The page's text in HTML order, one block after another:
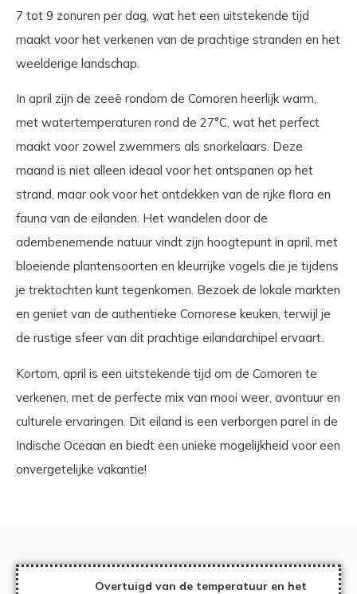
7 tot 9 zonuren per dag, wat het een uitstekende tijd
maakt voor het verkenen van de prachtige stranden en het
weelderige landschap.
In april zijn de zeeë rondom de Comoren heerlijk warm,
met watertemperaturen rond de 27°C, wat het perfect
maakt voor zowel zwemmers als snorkelaars. Deze
maand is niet alleen ideaal voor het ontspanen op het
strand, maar ook voor het ontdekken van de rijke flora en
fauna van de eilanden. Het wandelen door de
adembenemende natuur vindt zijn hoogtepunt in april, met
bloeiende plantensoorten en kleurrijke vogels die je tijdens
je trektochten kunt tegenkomen. Bezoek de lokale markten
en geniet van de authentieke Comorese keuken, terwijl je
de rustige sfeer van dit prachtige eilandarchipel ervaart.
Kortom, april is een uitstekende tijd om de Comoren te
verkenen, met de perfecte mix van mooi weer, avontuur en
culturele ervaringen. Dit eiland is een verborgen parel in de
Indische Oceaan en biedt een unieke mogelijkheid voor een
onvergetelijke vakantie!
Overtuigd van de temperatuur en het